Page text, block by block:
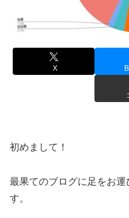
X
初めまして！
最果てのブログに足をお
す。